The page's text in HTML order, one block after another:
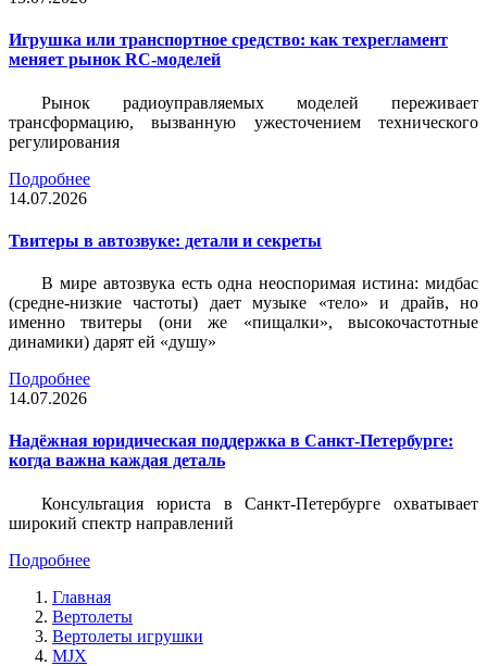
Игрушка или транспортное средство: как техрегламент
меняет рынок RC-моделей
Рынок радиоуправляемых моделей переживает
трансформацию, вызванную ужесточением технического
регулирования
Подробнее
14.07.2026
Твитеры в автозвуке: детали и секреты
В мире автозвука есть одна неоспоримая истина: мидбас
(средне-низкие частоты) дает музыке «тело» и драйв, но
именно твитеры (они же «пищалки», высокочастотные
динамики) дарят ей «душу»
Подробнее
14.07.2026
Надёжная юридическая поддержка в Санкт-Петербурге:
когда важна каждая деталь
Консультация юриста в Санкт-Петербурге охватывает
широкий спектр направлений
Подробнее
Главная
Вертолеты
Вертолеты игрушки
MJX